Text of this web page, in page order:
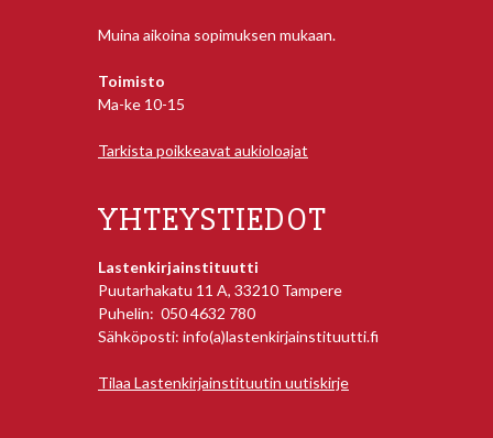
Muina aikoina sopimuksen mukaan.
Toimisto
Ma-ke 10-15
Tarkista poikkeavat aukioloajat
YHTEYSTIEDOT
Lastenkirjainstituutti
Puutarhakatu 11 A, 33210 Tampere
Puhelin: 050 4632 780
Sähköposti: info(a)lastenkirjainstituutti.fi
Tilaa Lastenkirjainstituutin uutiskirje